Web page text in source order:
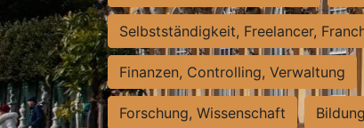
Selbstständigkeit, Freelancer,
Finanzen, Controlling, Verwaltung
Forschung, Wissenschaft